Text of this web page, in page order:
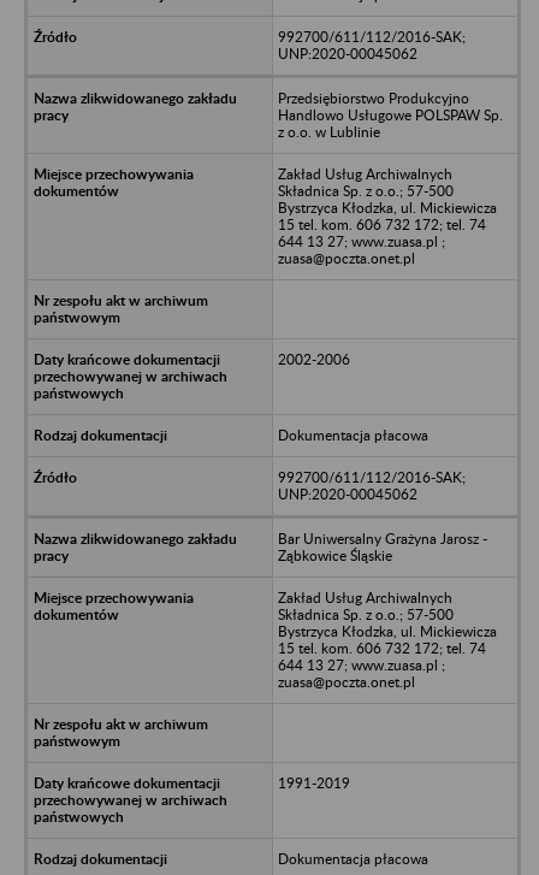
992700/611/112/2016-SAK;
UNP:2020-00045062
Przedsiębiorstwo Produkcyjno
Handlowo Usługowe POLSPAW Sp.
z o.o. w Lublinie
Zakład Usług Archiwalnych
Składnica Sp. z o.o.; 57-500
Bystrzyca Kłodzka, ul. Mickiewicza
15 tel. kom. 606 732 172; tel. 74
644 13 27; www.zuasa.pl ;
zuasa@poczta.onet.pl
2002-2006
Dokumentacja płacowa
992700/611/112/2016-SAK;
UNP:2020-00045062
Bar Uniwersalny Grażyna Jarosz -
Ząbkowice Śląskie
Zakład Usług Archiwalnych
Składnica Sp. z o.o.; 57-500
Bystrzyca Kłodzka, ul. Mickiewicza
15 tel. kom. 606 732 172; tel. 74
644 13 27; www.zuasa.pl ;
zuasa@poczta.onet.pl
1991-2019
Dokumentacja płacowa